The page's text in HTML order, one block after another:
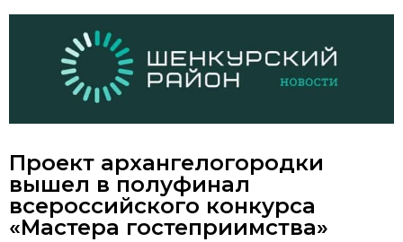
Проект архангелогородки
вышел в полуфинал
всероссийского конкурса
«Мастера гостеприимства»